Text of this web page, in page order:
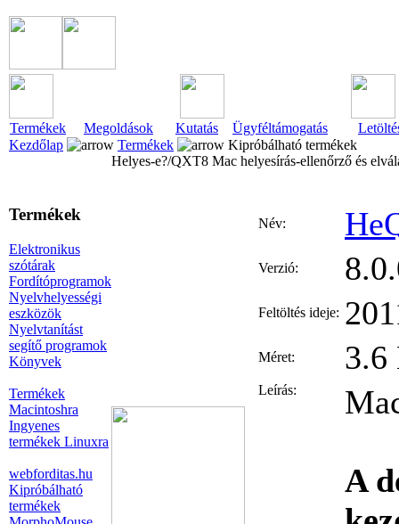
Termékek Megoldások Kutatás Ügyféltámogatás
Kezdőlap
Termékek Kipróbálható termékek
Termékek
Elektronikus
szótárak
Fordítóprogramok
Nyelvhelyességi
eszközök
Nyelvtanítást
segítő programok
Könyvek
Termékek
Macintoshra
Ingyenes
termékek Linuxra
webforditas.hu
Kipróbálható
termékek
Helyes-e?/QXT8 Mac helyesírás-ellenőrző és
Név:
Verzió:
Feltöltés ideje:
Méret: 3.6
Leírás:
A